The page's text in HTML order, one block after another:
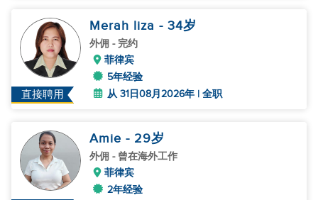
直接聘用
Merah liza - 34岁
外佣 - 完约
菲律宾
5年经验
从 31日08月2026年 | 全职
Amie - 29岁
外佣 - 曾在海外工作
菲律宾
2年经验